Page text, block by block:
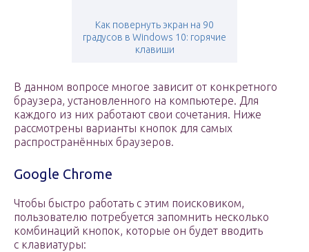
Как повернуть экран на 90
градусов в Windows 10: горячие
клавиши
В данном вопросе многое зависит от конкретного
браузера, установленного на компьютере. Для
каждого из них работают свои сочетания. Ниже
рассмотрены варианты кнопок для самых
распространённых браузеров.
Google Chrome
Чтобы быстро работать с этим поисковиком,
пользователю потребуется запомнить несколько
комбинаций кнопок, которые он будет вводить
с клавиатуры: